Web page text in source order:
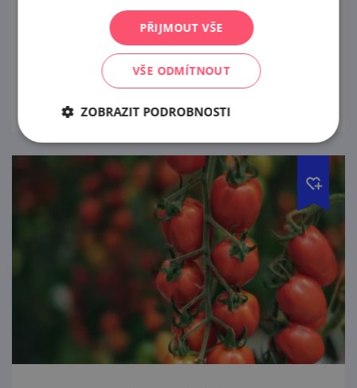
Tvorbu Libora Vymyslického vám
představíme v břeclavské synagoze.
PŘIJMOUT VŠE
VŠE ODMÍTNOUT
ZOBRAZIT PODROBNOSTI